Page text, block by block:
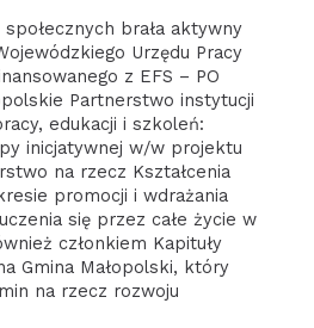
brała aktywny
Urzędu Pracy
z EFS – PO
Partnerstwo instytucji
edukacji i szkoleń:
inicjatywnej w/w projektu
na rzecz Kształcenia
promocji i wdrażania
się przez całe życie w
członkiem Kapituły
Gmina Małopolski, który
na rzecz rozwoju